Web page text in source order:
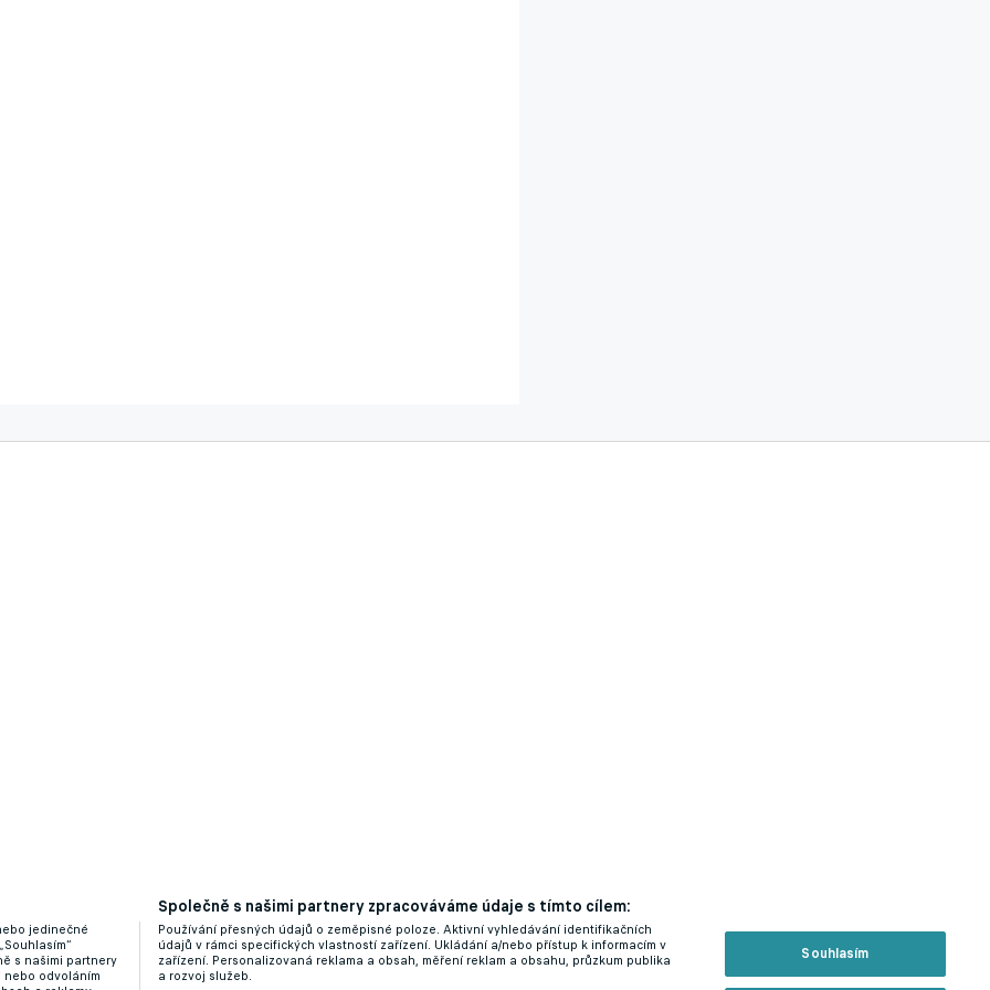
správně. Platit neměl gól Sigmy z rohu
jedinečné
s našimi partnery
nebo odvoláním
Společně s našimi partnery zpracováváme údaje s tímto cílem:
Používání přesných údajů o zeměpisné poloze. Aktivní vyhledávání identifikačních
údajů v rámci specifických vlastností zařízení. Ukládání a/nebo přístup k informacím v
zařízení. Personalizovaná reklama a obsah, měření reklam a obsahu, průzkum publika
a rozvoj služeb.
Souhlasím